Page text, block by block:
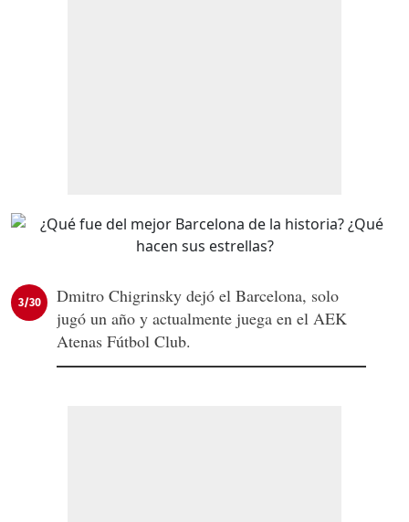
3/30
Dmitro Chigrinsky dejó el Barcelona, solo
jugó un año y actualmente juega en el AEK
Atenas Fútbol Club.